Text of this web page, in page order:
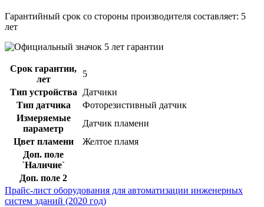
Гарантийный срок со стороны производителя составляет: 5
лет
Срок гарантии,
лет
5
Тип устройства Датчики
Тип датчика
Фоторезистивный датчик
Измеряемые
параметр
Датчик пламени
Цвет пламени
Желтое пламя
Доп. поле
`Наличие`
Доп. поле 2
Прайс-лист оборудования для автоматизации инженерных
систем зданий (2020 год)